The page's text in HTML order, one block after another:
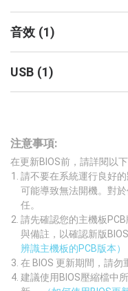
音效 (1)
USB (1)
注意事項:
在更新BIOS前，請詳閱以下
請不要在系統運行良好
可能導致無法開機。對
任。
請先確認您的主機板
與備註，以確認新版
辨識主機板的PCB版本）
在 BIOS 更新期間，請勿
建議使用BIOS壓縮檔中